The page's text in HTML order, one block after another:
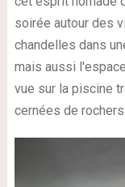
soirée autour des
chandelles dans
mais aussi
vue sur la piscine
cernées de rochers.